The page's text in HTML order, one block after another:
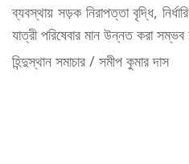
ব্যবস্থায় সড়ক নিরাপত্তা বৃদ্ধি,
যাত্রী পরিষেবার মান উন্নত করা সম্ভব
হিন্দুস্থান সমাচার / সমীপ কুমার দাস